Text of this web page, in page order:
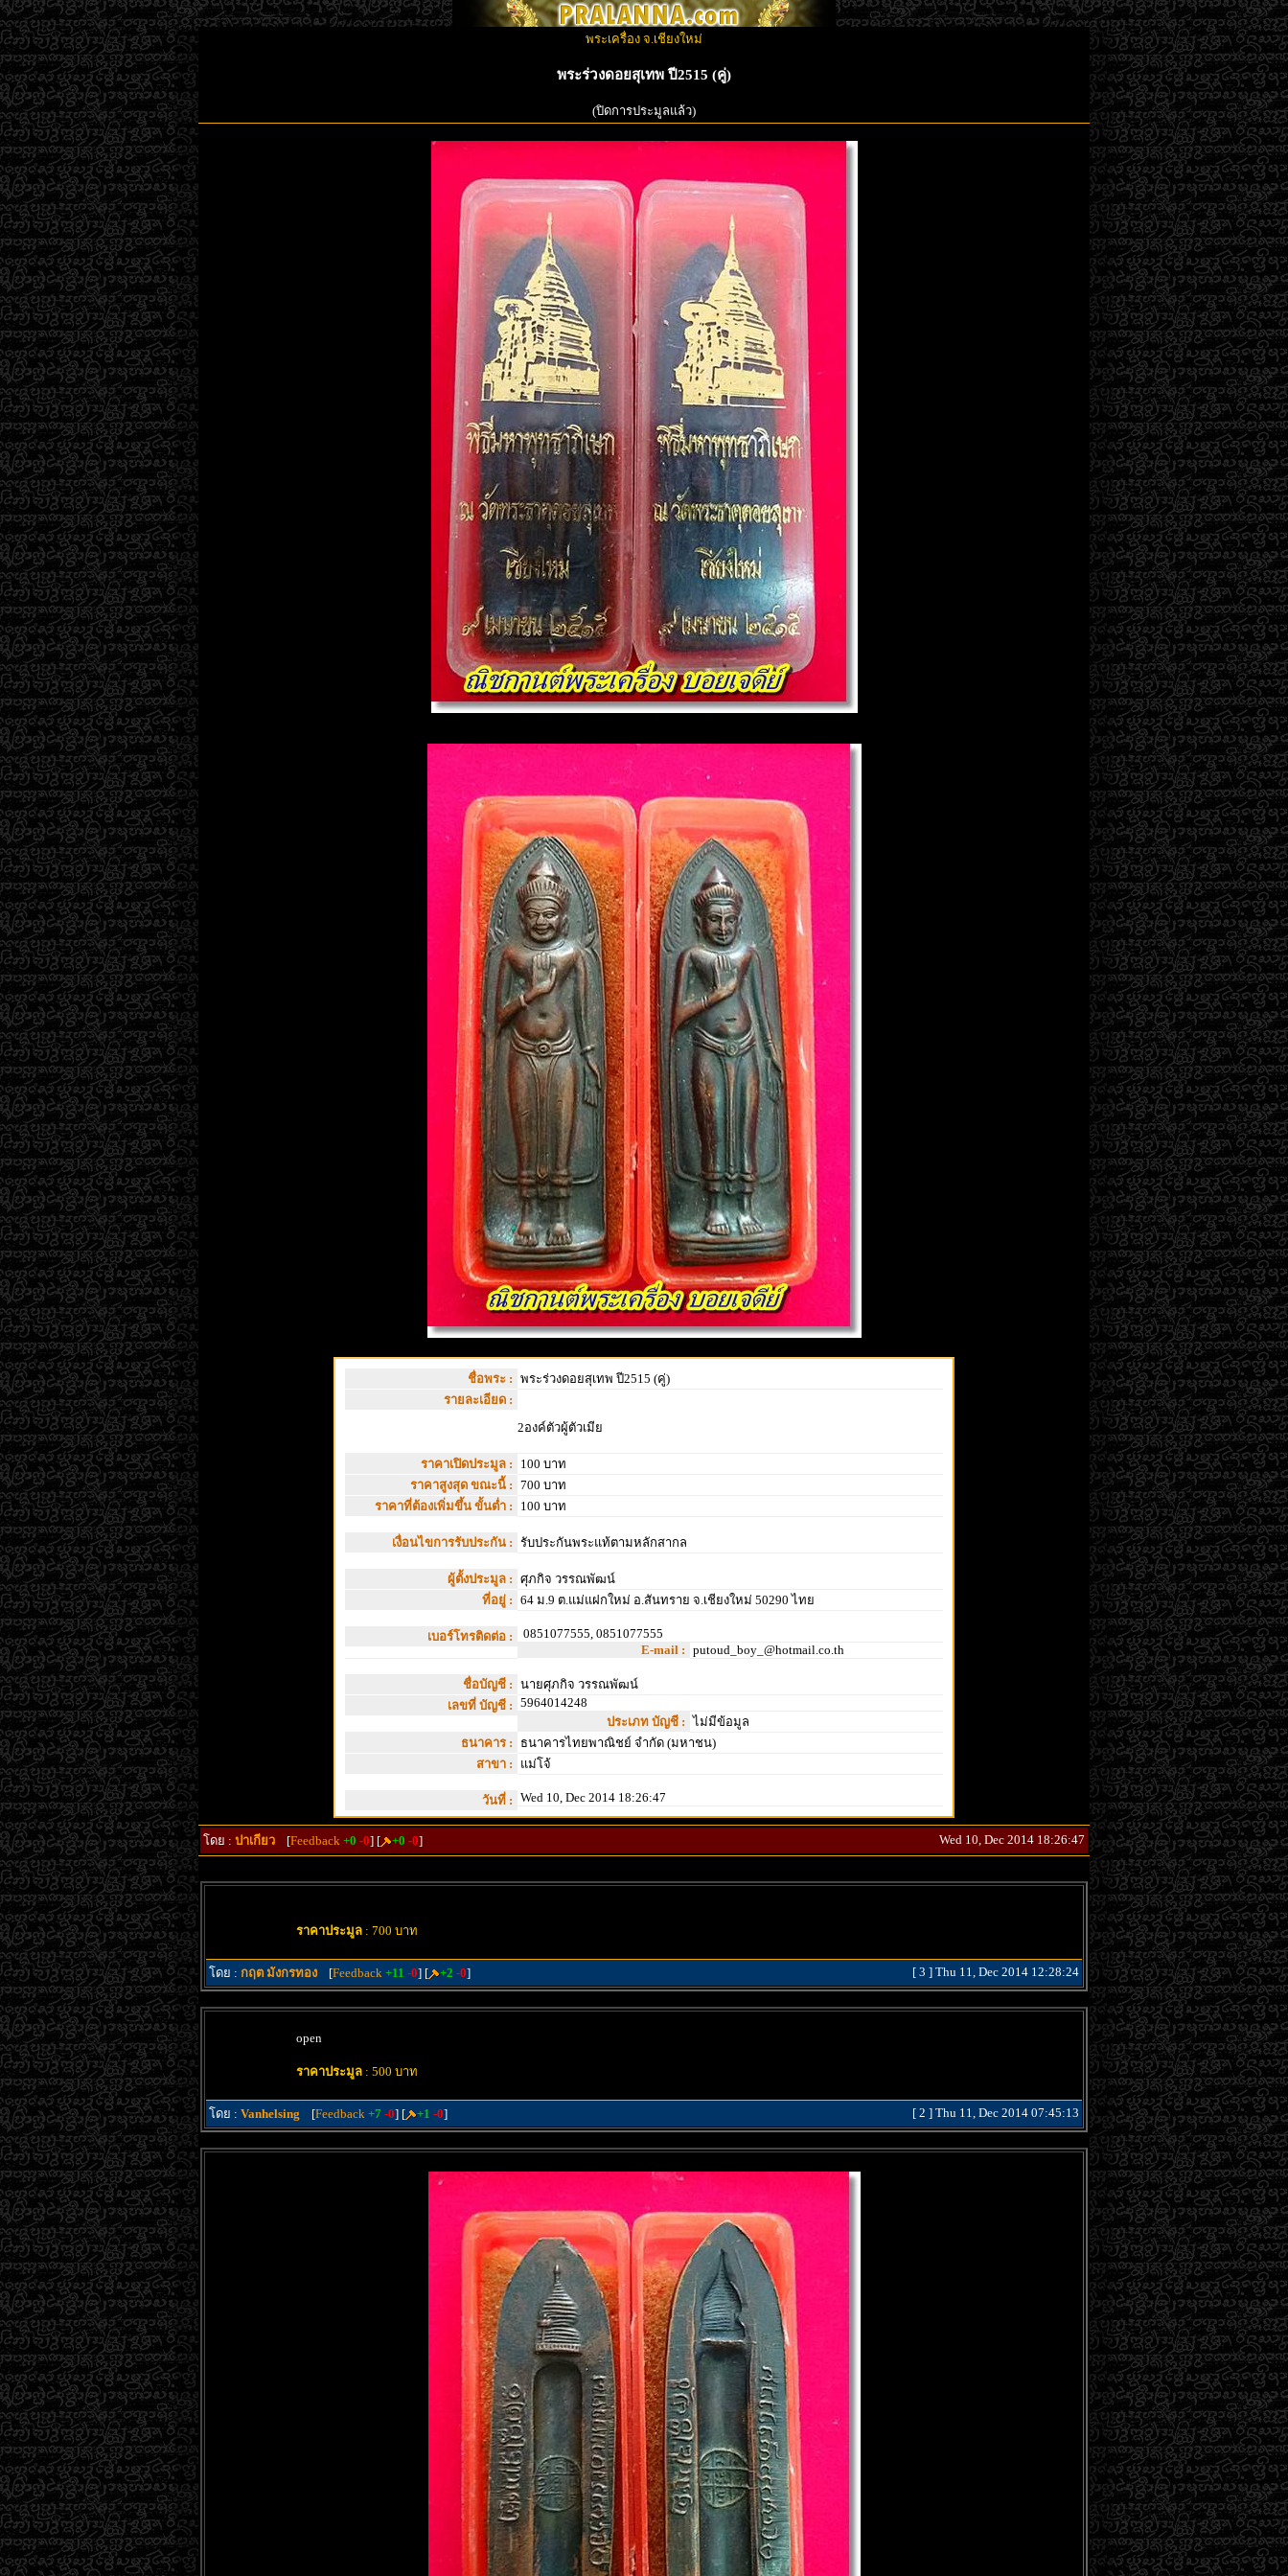
พระเครื่อง จ.เชียงใหม่
พระร่วงดอยสุเทพ ปี2515 (คู่)
(ปิดการประมูลแล้ว)
ชื่อพระ : พระร่วงดอยสุเทพ ปี2515 (คู่)
รายละเอียด :
2องค์ตัวผู้ตัวเมีย
ราคาเปิดประมูล :
100 บาท
ราคาสูงสุด ขณะนี้ : 700 บาท
ราคาที่ต้องเพิ่มขึ้น ขั้นต่ำ :
100 บาท
เงื่อนไขการรับประกัน : รับประกันพระแท้ตามหลักสากล
ผู้ตั้งประมูล : ศุภกิจ วรรณพัฒน์
ที่อยู่ : 64 ม.9 ต.แม่แฝกใหม่ อ.สันทราย จ.เชียงใหม่ 50290 ไทย
เบอร์โทรติดต่อ :
0851077555, 0851077555
E-mail : putoud_boy_@hotmail.co.th
ชื่อบัญชี : นายศุภกิจ วรรณพัฒน์
เลขที่ บัญชี : 5964014248
ประเภท บัญชี : ไม่มีข้อมูล
ธนาคาร :
ธนาคารไทยพาณิชย์ จำกัด (มหาชน)
สาขา :
แม่โจ้
วันที่ : Wed 10, Dec 2014 18:26:47
โดย : ปาเกียว [Feedback +0 -0] [ +0 -0] Wed 10, Dec 2014 18:26:47
ราคาประมูล : 700 บาท
โดย : กฤต มังกรทอง [Feedback +11 -0] [ +2 -0] [ 3 ] Thu 11, Dec 2014 12:28:24
open
ราคาประมูล : 500 บาท
โดย : Vanhelsing [Feedback +7 -0] [ +1 -0] [ 2 ] Thu 11, Dec 2014 07:45:13